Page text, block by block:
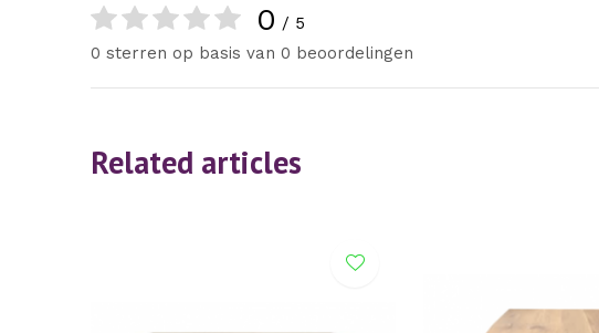
0 / 5
0 sterren op basis van 0 beoordelingen
Related articles